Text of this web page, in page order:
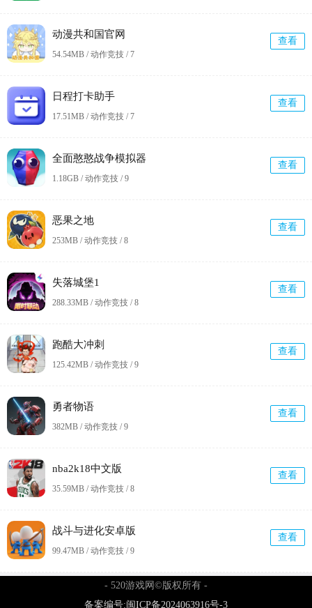
动漫共和国官网
54.54MB / 动作竞技 /7
查看
日程打卡助手
17.51MB / 动作竞技 /7
查看
全面憨憨战争模拟器
1.18GB / 动作竞技 /9
查看
恶果之地
253MB / 动作竞技 /8
查看
失落城堡1
288.33MB / 动作竞技 /8
查看
跑酷大冲刺
125.42MB / 动作竞技 /9
查看
勇者物语
382MB / 动作竞技 /9
查看
nba2k18中文版
35.59MB / 动作竞技 /8
查看
战斗与进化安卓版
99.47MB / 动作竞技 /9
查看
- 520游戏网©版权所有 -
备案编号:闽ICP备2024063916号-3